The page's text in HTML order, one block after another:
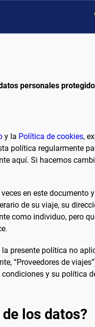
personales
y la Política de cookies,
política regularmente
aquí. Si hacemos
en este
de su viaje, su
como individuo, pero
presente política no
“Proveedores de
y su política
los datos?